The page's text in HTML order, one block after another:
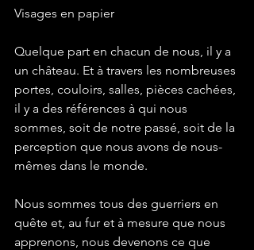
Visages en papier
Quelque part en chacun de nous, il y a
un château. Et à travers les nombreuses
portes, couloirs, salles, pièces cachées,
il y a des références à qui nous
sommes, soit de notre passé, soit de la
perception que nous avons de nous-
mêmes dans le monde.
Nous sommes tous des guerriers en
quête et, au fur et à mesure que nous
apprenons, nous devenons ce que